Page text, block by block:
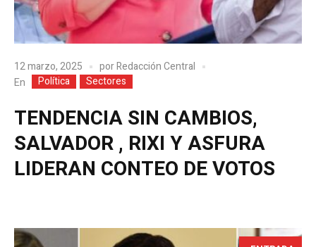
12 marzo, 2025 porRedacción Central
En
Política Sectores
TENDENCIA SIN CAMBIOS,
SALVADOR , RIXI Y ASFURA
LIDERAN CONTEO DE VOTOS